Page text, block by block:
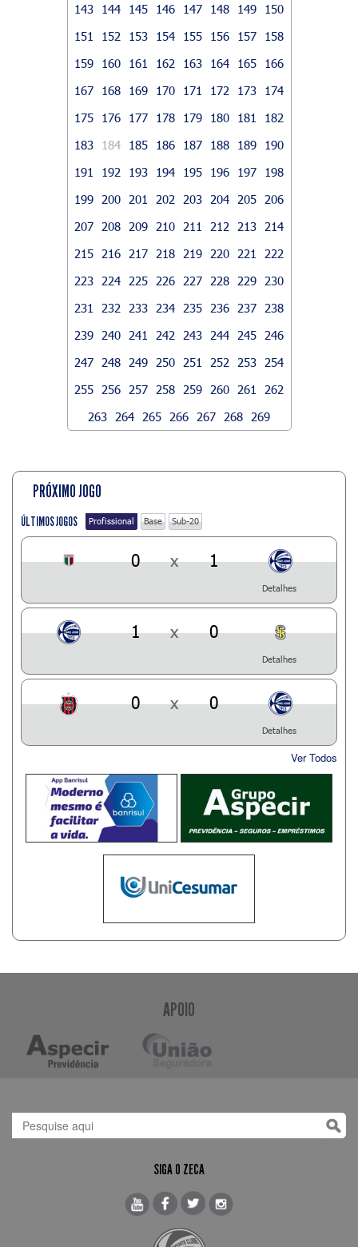
143
144 145 146 147 148 149
150
151
152 153 154 155 156 157
158
159
160 161 162 163 164 165
166
167
168 169 170 171 172 173
174
175
176 177 178 179 180 181
182
183
184 185 186 187 188 189
190
191
192 193 194 195 196 197
198
199
200 201 202 203 204 205
206
207
208 209 210 211 212 213
214
215
216 217 218 219 220 221
222
223
224 225 226 227 228 229
230
231
232 233 234 235 236 237
238
239
240 241 242 243 244 245
246
247
248 249 250 251 252 253
254
255
256 257 258 259 260 261
262
263
264 265 266 267 268 269
PRÓXIMO JOGO
ÚLTIMOS JOGOS Profissional Base Sub-20
0 x 1
Detalhes
1 x 0
Detalhes
0 x 0
Detalhes
Ver Todos
APOIO
SIGA O ZECA